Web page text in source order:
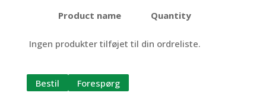
Product name Quantity
Ingen produkter tilføjet til din ordreliste.
Bestil Forespørg